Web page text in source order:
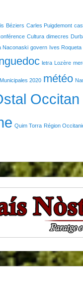
Béziers Carles Puigdemont
Cultura dimecres
Naconaski govern Ives Roqueta
letra Lozère
Municipales 2020 météo
Occitan
Quim Torra Région